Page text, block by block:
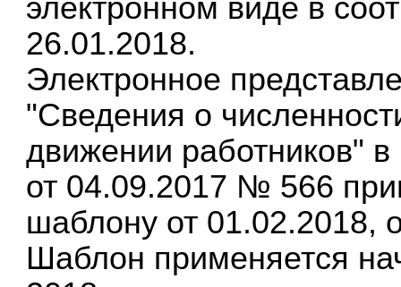
электронном виде в
26.01.2018.
Электронное
"Сведения о
движении работников" в
от 04.09.2017 № 566
шаблону от 01.02.2018,
Шаблон применяется